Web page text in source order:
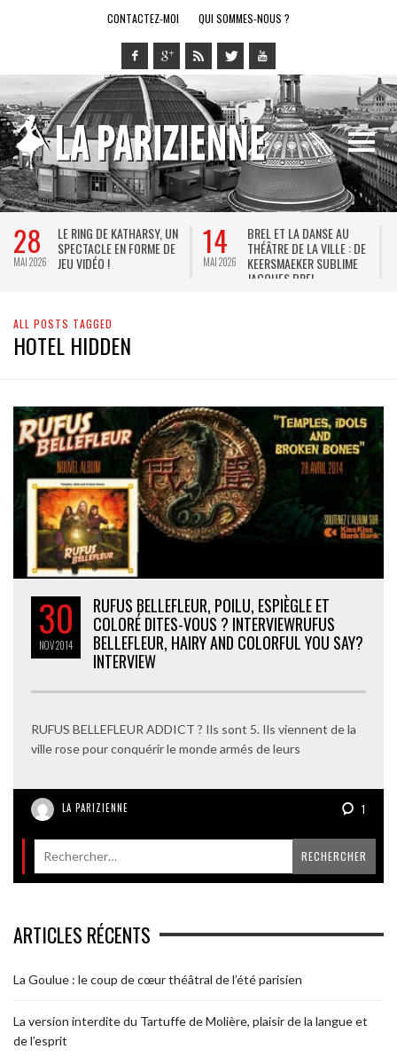
CONTACTEZ-MOI QUI SOMMES-NOUS ?
28
MAI 2026
LE RING DE KATHARSY, UN
SPECTACLE EN FORME DE
JEU VIDÉO !
14
MAI 2026
BREL ET LA DANSE AU
THÉÂTRE DE LA VILLE : DE
KEERSMAEKER SUBLIME
JACQUES BREL
ALL POSTS TAGGED
HOTEL HIDDEN
30
NOV2014
RUFUS BELLEFLEUR, POILU, ESPIÈGLE ET
COLORÉ DITES-VOUS ? INTERVIEWRUFUS
BELLEFLEUR, HAIRY AND COLORFUL YOU SAY?
INTERVIEW
RUFUS BELLEFLEUR ADDICT ? Ils sont 5. Ils viennent de la
ville rose pour conquérir le monde armés de leurs
LA PARIZIENNE 1
ARTICLES RÉCENTS
La Goulue : le coup de cœur théâtral de l’été parisien
La version interdite du Tartuffe de Molière, plaisir de la langue et
de l’esprit